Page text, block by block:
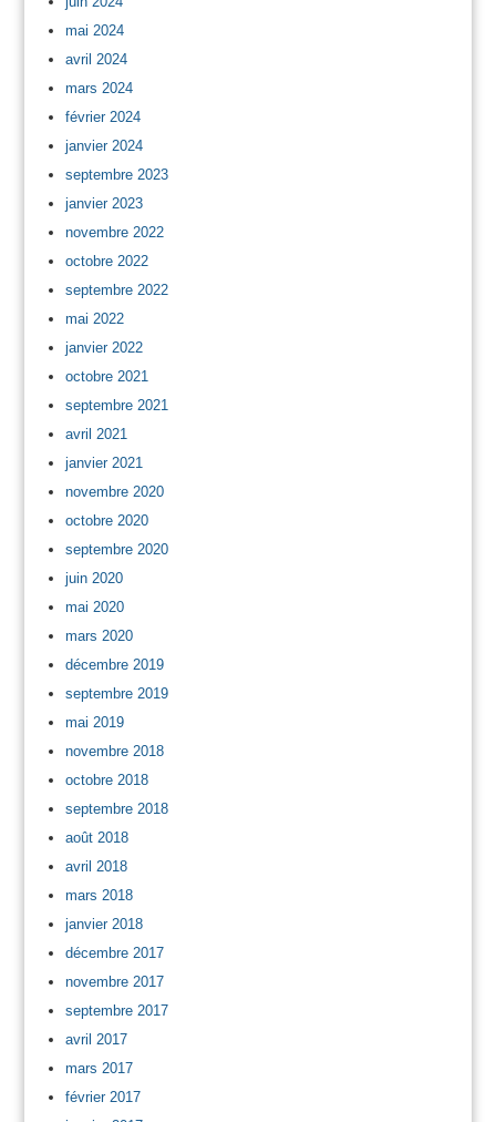
mai 2024
avril 2024
mars 2024
février 2024
janvier 2024
septembre 2023
janvier 2023
novembre 2022
octobre 2022
septembre 2022
mai 2022
janvier 2022
octobre 2021
septembre 2021
avril 2021
janvier 2021
novembre 2020
octobre 2020
septembre 2020
juin 2020
mai 2020
mars 2020
décembre 2019
septembre 2019
mai 2019
novembre 2018
octobre 2018
septembre 2018
août 2018
avril 2018
mars 2018
janvier 2018
décembre 2017
novembre 2017
septembre 2017
avril 2017
mars 2017
février 2017